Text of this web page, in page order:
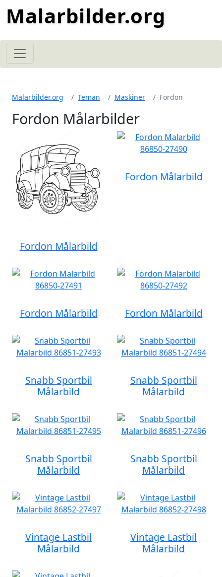
Malarbilder.org
Malarbilder.org Teman Maskiner Fordon
Fordon Målarbilder
Fordon Målarbild
Fordon Målarbild
Fordon Målarbild Fordon Målarbild
Snabb Sportbil
Målarbild
Snabb Sportbil
Målarbild
Snabb Sportbil
Målarbild
Snabb Sportbil
Målarbild
Vintage Lastbil
Målarbild
Vintage Lastbil
Målarbild